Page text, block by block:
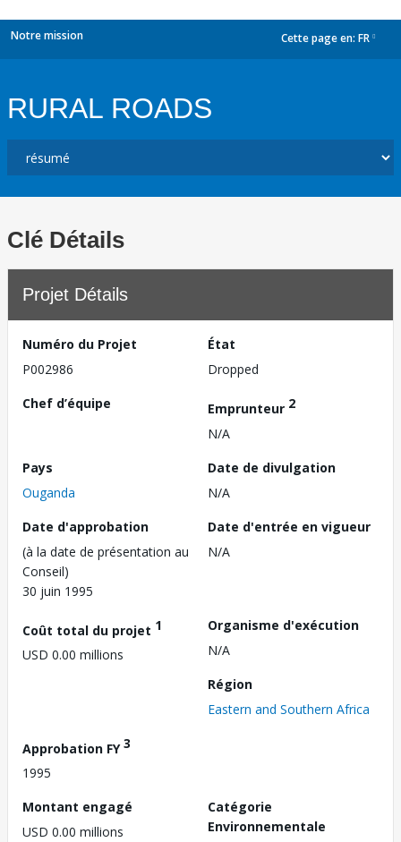
Notre mission Cette page en: FR
RURAL ROADS
Clé Détails
Projet Détails
Numéro du Projet
P002986
État
Dropped
Chef d’équipe
Emprunteur 2
N/A
Pays
Ouganda
Date de divulgation
N/A
Date d'approbation
(à la date de présentation au
Conseil)
30 juin 1995
Date d'entrée en vigueur
N/A
Coût total du projet 1
USD 0.00 millions
Organisme d'exécution
N/A
Région
Eastern and Southern Africa
Approbation FY3
1995
Montant engagé
USD 0.00 millions
Catégorie
Environnementale